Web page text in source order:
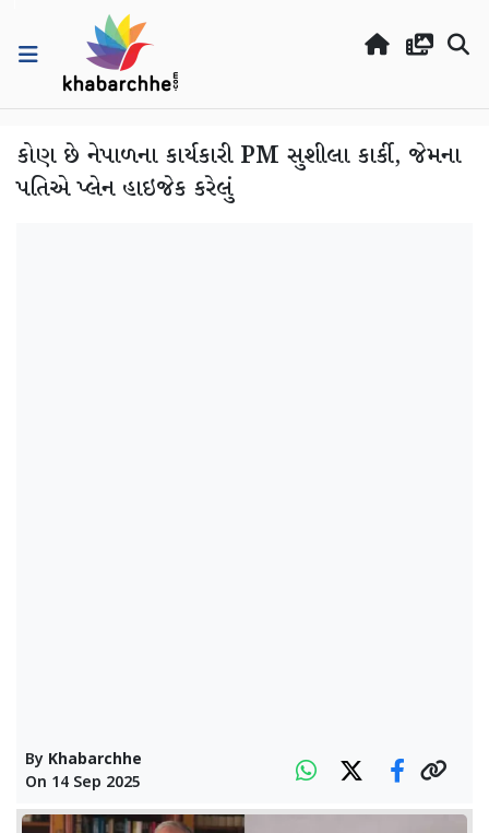
કોણ છે નેપાળના કાર્યકારી PM સુશીલા કાર્કી, જેમના
પતિએ પ્લેન હાઇજેક કરેલું
By Khabarchhe
On 14 Sep 2025